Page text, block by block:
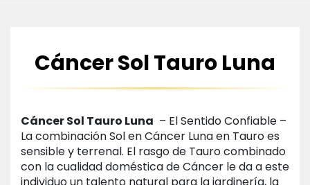
Cáncer Sol Tauro Luna
Cáncer Sol Tauro Luna – El Sentido Confiable –
La combinación Sol en Cáncer Luna en Tauro es
sensible y terrenal. El rasgo de Tauro combinado
con la cualidad doméstica de Cáncer le da a este